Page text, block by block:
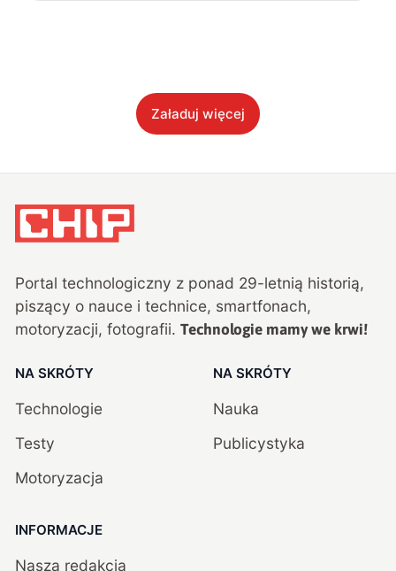
Załaduj więcej
Portal technologiczny z ponad 29-letnią historią,
piszący o nauce i technice, smartfonach,
motoryzacji, fotografii. Technologie mamy we krwi!
NA SKRÓTY
Technologie
Testy
Motoryzacja
NA SKRÓTY
Nauka
Publicystyka
INFORMACJE
Nasza redakcja